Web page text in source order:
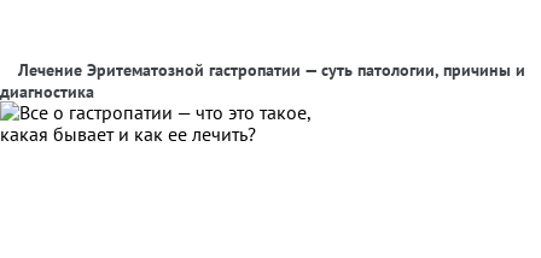
Лечение Эритематозной гастропатии — суть патологии, причины и
диагностика